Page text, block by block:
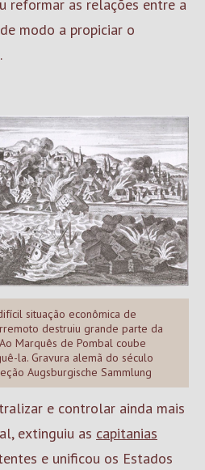
reformar as relações entre a
de modo a propiciar o
situação econômica de
destruiu grande parte da
Marquês de Pombal coube
la. Gravura alemã do século
Augsburgische Sammlung
e controlar ainda mais
extinguiu as capitanias
e unificou os Estados